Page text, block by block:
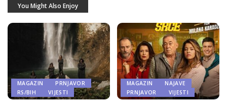
You Might Also Enjoy
MAGAZIN
PRNJAVOR
RS/BIH
VIJESTI
MAGAZIN
NAJAVE
PRNJAVOR
VIJESTI